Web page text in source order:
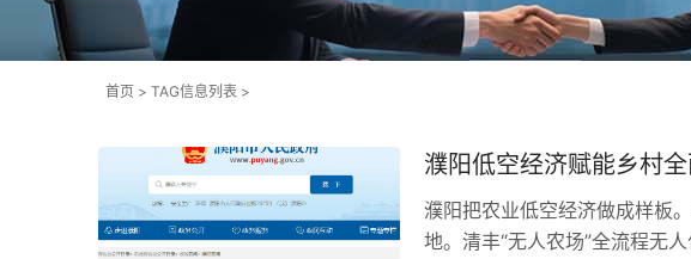
首页 > TAG信息列表 >
濮阳低空经济赋能乡村
濮阳把农业低空经济做成样板
地。清丰“无人农场”全流程无